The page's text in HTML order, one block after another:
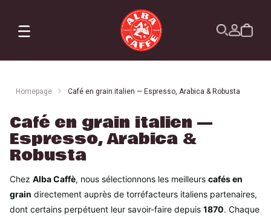
Commandes Abonnement
Homepage Café en grain italien — Espresso, Arabica & Robusta
Café en grain italien —
Espresso, Arabica &
Robusta
Chez Alba Caffè, nous sélectionnons les meilleurs cafés en
grain directement auprès de torréfacteurs italiens partenaires,
dont certains perpétuent leur savoir-faire depuis 1870. Chaque